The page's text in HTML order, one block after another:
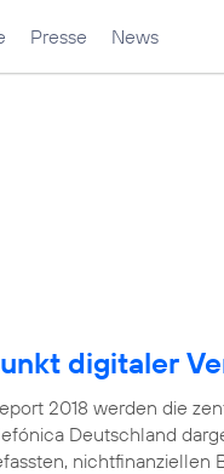
Presse News
digitaler
2018 werden die
Deutschland
nichtfinanziellen